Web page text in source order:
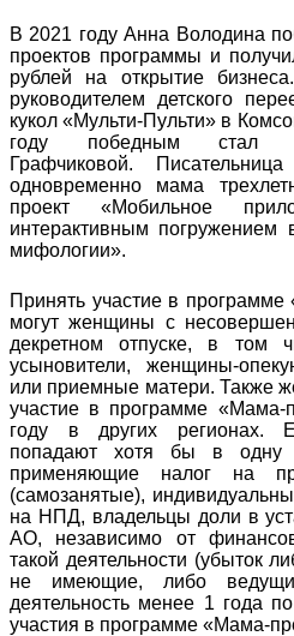
В 2021 году Анна Володина
проектов программы и
рублей на открытие
руководителем детского
кукол «Мульти-Пульти» в
году победным стал
Графчиковой.
одновременно мама
проект «Мобильное
интерактивным погружением
мифологии».
Принять участие в
могут женщины с
декретном отпуске, в том
усыновители, женщины-
или приемные матери. Также
участие в программе «Мама-
году в других регионах.
попадают хотя бы в одну
применяющие налог на
(самозанятые),
на НПД, владельцы доли в
АО, независимо от
такой деятельности (убыток
не имеющие, либо ведущие
деятельность менее 1 года
участия в программе «Мама-